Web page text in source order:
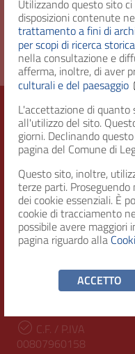
Utilizzando questo sito
disposizioni contenute
trattamento a fini di
per scopi di ricerca
nella consultazione e
afferma, inoltre, di aver
culturali e del paesaggio
L'accettazione di quanto
all'utilizzo del sito.
giorni. Declinando
pagina del Comune di
Questo sito, inoltre,
terze parti.
dei cookie essenziali. È
cookie di tracciamento
possibile avere maggiori
pagina riguardo alla
ACCETTO
Diritto d'accesso
Città di
RECAPITI
Indirizzo
Piazza San Magno 9
Telefono
C.F. / P.IVA
00807960158